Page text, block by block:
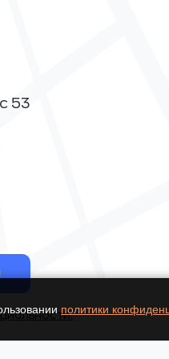
53
политики